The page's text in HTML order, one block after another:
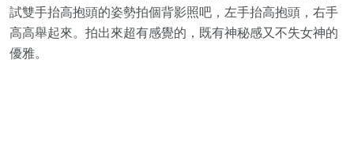
試雙手抬高抱頭的姿勢拍個背影照吧，左手抬高抱頭，右手
高高舉起來。拍出來超有感覺的，既有神秘感又不失女神的
優雅。